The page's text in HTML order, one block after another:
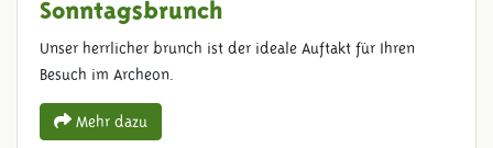
Sonntagsbrunch
Unser herrlicher brunch ist der ideale Auftakt für Ihren
Besuch im Archeon.
Mehr dazu